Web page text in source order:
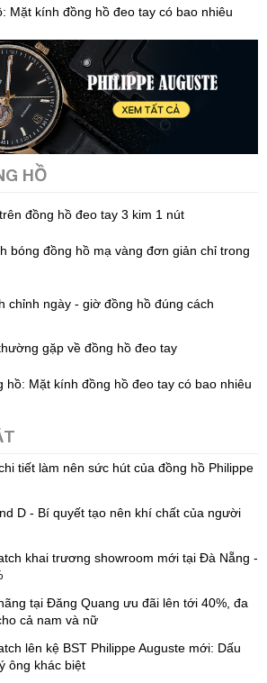
Mặt kính đồng hồ đeo tay có bao nhiêu
HỒ
đồng hồ đeo tay 3 kim 1 nút
bóng đồng hồ mạ vàng đơn giản chỉ trong
chỉnh ngày - giờ đồng hồ đúng cách
gặp về đồng hồ đeo tay
hồ: Mặt kính đồng hồ đeo tay có bao nhiêu
tiết làm nên sức hút của đồng hồ Philippe
D - Bí quyết tạo nên khí chất của người
khai trương showroom mới tại Đà Nẵng -
tại Đăng Quang ưu đãi lên tới 40%, đa
cả nam và nữ
lên kệ BST Philippe Auguste mới: Dấu
ông khác biệt